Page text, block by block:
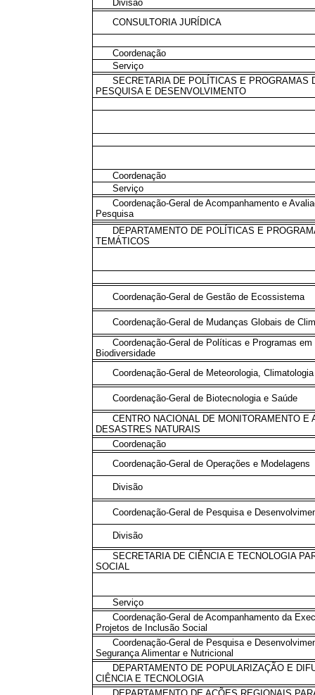
Divisão
CONSULTORIA JURÍDICA
Coordenação
Serviço
SECRETARIA DE POLÍTICAS E PROGRAMAS
PESQUISA E DESENVOLVIMENTO
Coordenação
Serviço
Coordenação-Geral de Acompanhamento e
Pesquisa
DEPARTAMENTO DE POLÍTICAS E
TEMÁTICOS
Coordenação-Geral de Gestão de Ecossistema
Coordenação-Geral de Mudanças Globais de
Coordenação-Geral de Políticas e Programas em
Biodiversidade
Coordenação-Geral de Meteorologia,
Coordenação-Geral de Biotecnologia e Saúde
CENTRO NACIONAL DE MONITORAMENTO E
DESASTRES NATURAIS
Coordenação
Coordenação-Geral de Operações e Modelagens
Divisão
Coordenação-Geral de Pesquisa e
Divisão
SECRETARIA DE CIÊNCIA E TECNOLOGIA
SOCIAL
Serviço
Coordenação-Geral de Acompanhamento da
Projetos de Inclusão Social
Coordenação-Geral de Pesquisa e
Segurança Alimentar e Nutricional
DEPARTAMENTO DE POPULARIZAÇÃO E
CIÊNCIA E TECNOLOGIA